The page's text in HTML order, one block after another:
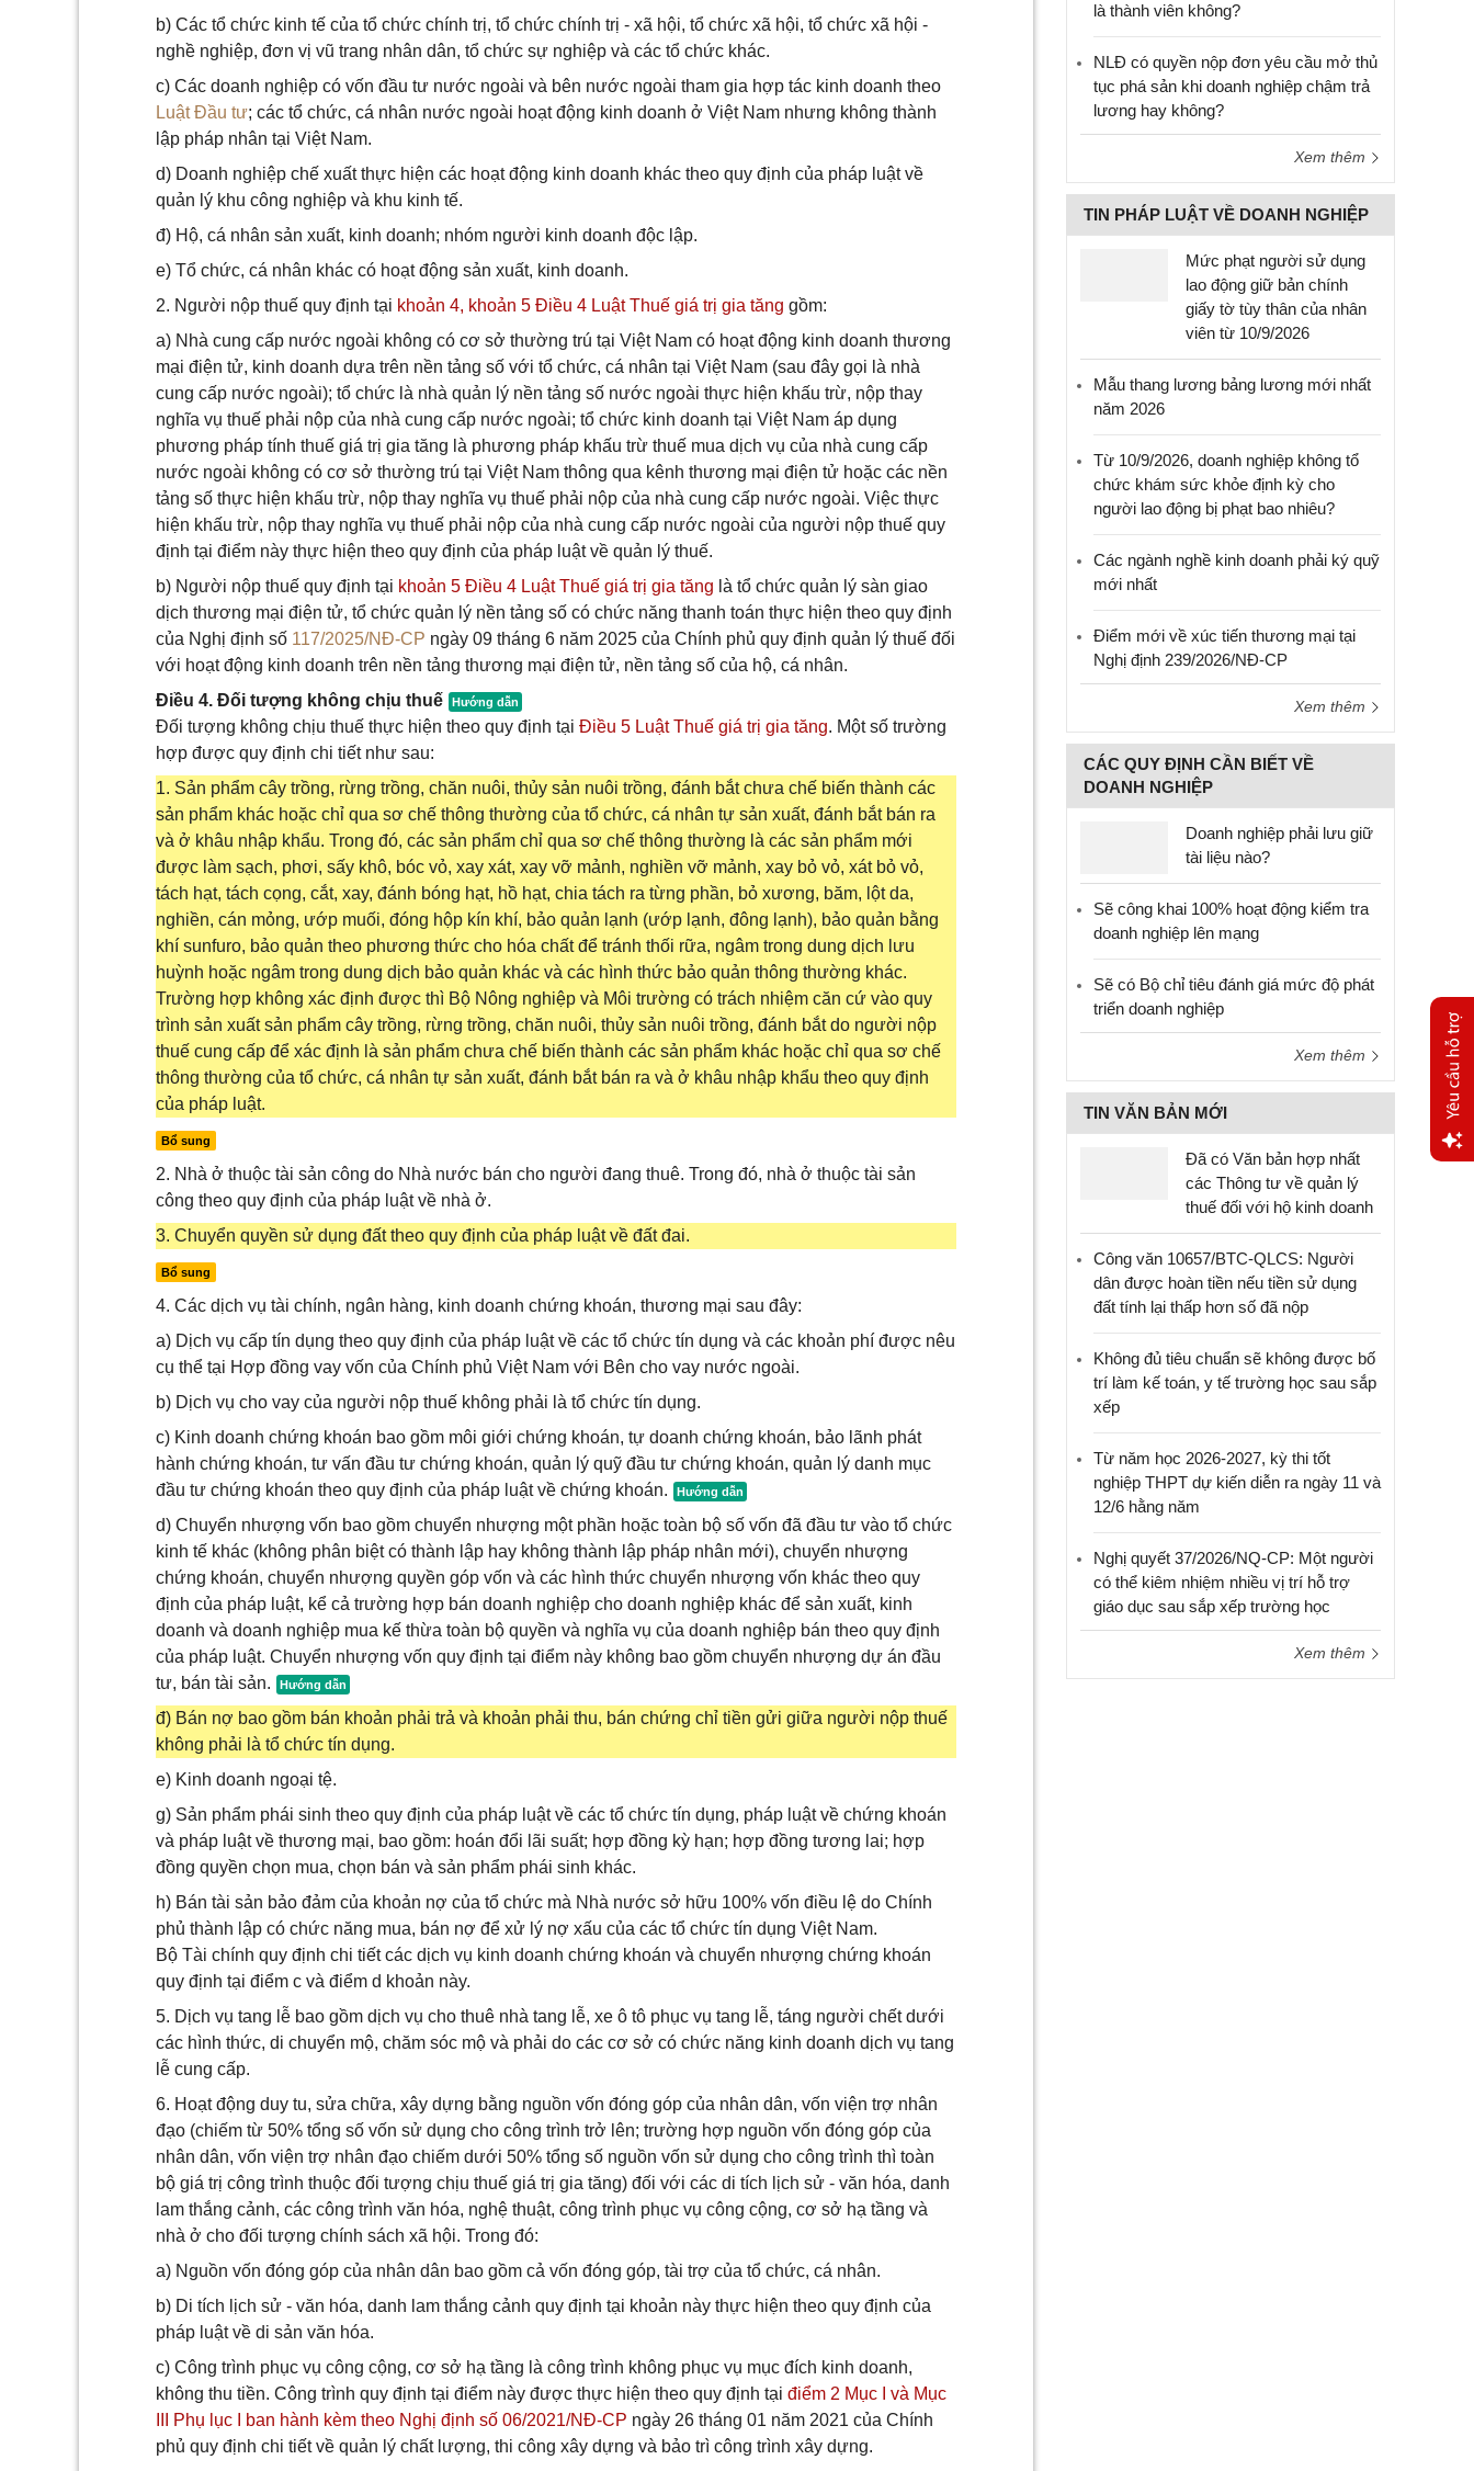
b) Các tổ chức kinh tế của tổ chức chính trị, tổ chức chính trị - xã hội, tổ chức xã hội, tổ chức xã hội -
nghề nghiệp, đơn vị vũ trang nhân dân, tổ chức sự nghiệp và các tổ chức khác.
c) Các doanh nghiệp có vốn đầu tư nước ngoài và bên nước ngoài tham gia hợp tác kinh doanh theo
Luật Đầu tư; các tổ chức, cá nhân nước ngoài hoạt động kinh doanh ở Việt Nam nhưng không thành
lập pháp nhân tại Việt Nam.
d) Doanh nghiệp chế xuất thực hiện các hoạt động kinh doanh khác theo quy định của pháp luật về
quản lý khu công nghiệp và khu kinh tế.
đ) Hộ, cá nhân sản xuất, kinh doanh; nhóm người kinh doanh độc lập.
e) Tổ chức, cá nhân khác có hoạt động sản xuất, kinh doanh.
2. Người nộp thuế quy định tại khoản 4, khoản 5 Điều 4 Luật Thuế giá trị gia tăng gồm:
a) Nhà cung cấp nước ngoài không có cơ sở thường trú tại Việt Nam có hoạt động kinh doanh thương
mại điện tử, kinh doanh dựa trên nền tảng số với tổ chức, cá nhân tại Việt Nam (sau đây gọi là nhà
cung cấp nước ngoài); tổ chức là nhà quản lý nền tảng số nước ngoài thực hiện khấu trừ, nộp thay
nghĩa vụ thuế phải nộp của nhà cung cấp nước ngoài; tổ chức kinh doanh tại Việt Nam áp dụng
phương pháp tính thuế giá trị gia tăng là phương pháp khấu trừ thuế mua dịch vụ của nhà cung cấp
nước ngoài không có cơ sở thường trú tại Việt Nam thông qua kênh thương mại điện tử hoặc các nền
tảng số thực hiện khấu trừ, nộp thay nghĩa vụ thuế phải nộp của nhà cung cấp nước ngoài. Việc thực
hiện khấu trừ, nộp thay nghĩa vụ thuế phải nộp của nhà cung cấp nước ngoài của người nộp thuế quy
định tại điểm này thực hiện theo quy định của pháp luật về quản lý thuế.
b) Người nộp thuế quy định tại khoản 5 Điều 4 Luật Thuế giá trị gia tăng là tổ chức quản lý sàn giao
dịch thương mại điện tử, tổ chức quản lý nền tảng số có chức năng thanh toán thực hiện theo quy định
của Nghị định số 117/2025/NĐ-CP ngày 09 tháng 6 năm 2025 của Chính phủ quy định quản lý thuế đối
với hoạt động kinh doanh trên nền tảng thương mại điện tử, nền tảng số của hộ, cá nhân.
Điều 4. Đối tượng không chịu thuế
Đối tượng không chịu thuế thực hiện theo quy định tại Điều 5 Luật Thuế giá trị gia tăng. Một số trường
hợp được quy định chi tiết như sau:
1. Sản phẩm cây trồng, rừng trồng, chăn nuôi, thủy sản nuôi trồng, đánh bắt chưa chế biến thành các
sản phẩm khác hoặc chỉ qua sơ chế thông thường của tổ chức, cá nhân tự sản xuất, đánh bắt bán ra
và ở khâu nhập khẩu. Trong đó, các sản phẩm chỉ qua sơ chế thông thường là các sản phẩm mới
được làm sạch, phơi, sấy khô, bóc vỏ, xay xát, xay vỡ mảnh, nghiền vỡ mảnh, xay bỏ vỏ, xát bỏ vỏ,
tách hạt, tách cọng, cắt, xay, đánh bóng hạt, hồ hạt, chia tách ra từng phần, bỏ xương, băm, lột da,
nghiền, cán mỏng, ướp muối, đóng hộp kín khí, bảo quản lạnh (ướp lạnh, đông lạnh), bảo quản bằng
khí sunfuro, bảo quản theo phương thức cho hóa chất để tránh thối rữa, ngâm trong dung dịch lưu
huỳnh hoặc ngâm trong dung dịch bảo quản khác và các hình thức bảo quản thông thường khác.
Trường hợp không xác định được thì Bộ Nông nghiệp và Môi trường có trách nhiệm căn cứ vào quy
trình sản xuất sản phẩm cây trồng, rừng trồng, chăn nuôi, thủy sản nuôi trồng, đánh bắt do người nộp
thuế cung cấp để xác định là sản phẩm chưa chế biến thành các sản phẩm khác hoặc chỉ qua sơ chế
thông thường của tổ chức, cá nhân tự sản xuất, đánh bắt bán ra và ở khâu nhập khẩu theo quy định
của pháp luật.
Bổ sung
2. Nhà ở thuộc tài sản công do Nhà nước bán cho người đang thuê. Trong đó, nhà ở thuộc tài sản
công theo quy định của pháp luật về nhà ở.
3. Chuyển quyền sử dụng đất theo quy định của pháp luật về đất đai.
Bổ sung
4. Các dịch vụ tài chính, ngân hàng, kinh doanh chứng khoán, thương mại sau đây:
a) Dịch vụ cấp tín dụng theo quy định của pháp luật về các tổ chức tín dụng và các khoản phí được nêu
cụ thể tại Hợp đồng vay vốn của Chính phủ Việt Nam với Bên cho vay nước ngoài.
b) Dịch vụ cho vay của người nộp thuế không phải là tổ chức tín dụng.
c) Kinh doanh chứng khoán bao gồm môi giới chứng khoán, tự doanh chứng khoán, bảo lãnh phát
hành chứng khoán, tư vấn đầu tư chứng khoán, quản lý quỹ đầu tư chứng khoán, quản lý danh mục
đầu tư chứng khoán theo quy định của pháp luật về chứng khoán.
d) Chuyển nhượng vốn bao gồm chuyển nhượng một phần hoặc toàn bộ số vốn đã đầu tư vào tổ chức
kinh tế khác (không phân biệt có thành lập hay không thành lập pháp nhân mới), chuyển nhượng
chứng khoán, chuyển nhượng quyền góp vốn và các hình thức chuyển nhượng vốn khác theo quy
định của pháp luật, kể cả trường hợp bán doanh nghiệp cho doanh nghiệp khác để sản xuất, kinh
doanh và doanh nghiệp mua kế thừa toàn bộ quyền và nghĩa vụ của doanh nghiệp bán theo quy định
của pháp luật. Chuyển nhượng vốn quy định tại điểm này không bao gồm chuyển nhượng dự án đầu
tư, bán tài sản.
đ) Bán nợ bao gồm bán khoản phải trả và khoản phải thu, bán chứng chỉ tiền gửi giữa người nộp thuế
không phải là tổ chức tín dụng.
e) Kinh doanh ngoại tệ.
g) Sản phẩm phái sinh theo quy định của pháp luật về các tổ chức tín dụng, pháp luật về chứng khoán
và pháp luật về thương mại, bao gồm: hoán đổi lãi suất; hợp đồng kỳ hạn; hợp đồng tương lai; hợp
đồng quyền chọn mua, chọn bán và sản phẩm phái sinh khác.
h) Bán tài sản bảo đảm của khoản nợ của tổ chức mà Nhà nước sở hữu 100% vốn điều lệ do Chính
phủ thành lập có chức năng mua, bán nợ để xử lý nợ xấu của các tổ chức tín dụng Việt Nam.
Bộ Tài chính quy định chi tiết các dịch vụ kinh doanh chứng khoán và chuyển nhượng chứng khoán
quy định tại điểm c và điểm d khoản này.
5. Dịch vụ tang lễ bao gồm dịch vụ cho thuê nhà tang lễ, xe ô tô phục vụ tang lễ, táng người chết dưới
các hình thức, di chuyển mộ, chăm sóc mộ và phải do các cơ sở có chức năng kinh doanh dịch vụ tang
lễ cung cấp.
6. Hoạt động duy tu, sửa chữa, xây dựng bằng nguồn vốn đóng góp của nhân dân, vốn viện trợ nhân
đạo (chiếm từ 50% tổng số vốn sử dụng cho công trình trở lên; trường hợp nguồn vốn đóng góp của
nhân dân, vốn viện trợ nhân đạo chiếm dưới 50% tổng số nguồn vốn sử dụng cho công trình thì toàn
bộ giá trị công trình thuộc đối tượng chịu thuế giá trị gia tăng) đối với các di tích lịch sử - văn hóa, danh
lam thắng cảnh, các công trình văn hóa, nghệ thuật, công trình phục vụ công cộng, cơ sở hạ tầng và
nhà ở cho đối tượng chính sách xã hội. Trong đó:
a) Nguồn vốn đóng góp của nhân dân bao gồm cả vốn đóng góp, tài trợ của tổ chức, cá nhân.
b) Di tích lịch sử - văn hóa, danh lam thắng cảnh quy định tại khoản này thực hiện theo quy định của
pháp luật về di sản văn hóa.
c) Công trình phục vụ công cộng, cơ sở hạ tầng là công trình không phục vụ mục đích kinh doanh,
không thu tiền. Công trình quy định tại điểm này được thực hiện theo quy định tại điểm 2 Mục I và Mục
III Phụ lục I ban hành kèm theo Nghị định số 06/2021/NĐ-CP ngày 26 tháng 01 năm 2021 của Chính
phủ quy định chi tiết về quản lý chất lượng, thi công xây dựng và bảo trì công trình xây dựng.
là thành viên không?
NLĐ có quyền nộp đơn yêu cầu mở thủ
tục phá sản khi doanh nghiệp chậm trả
lương hay không?
Xem thêm
TIN PHÁP LUẬT VỀ DOANH NGHIỆP
Mức phạt người sử dụng
lao động giữ bản chính
giấy tờ tùy thân của nhân
viên từ 10/9/2026
Mẫu thang lương bảng lương mới nhất
năm 2026
Từ 10/9/2026, doanh nghiệp không tổ
chức khám sức khỏe định kỳ cho
người lao động bị phạt bao nhiêu?
Các ngành nghề kinh doanh phải ký quỹ
mới nhất
Điểm mới về xúc tiến thương mại tại
Nghị định 239/2026/NĐ-CP
Xem thêm
CÁC QUY ĐỊNH CẦN BIẾT VỀ
DOANH NGHIỆP
Doanh nghiệp phải lưu giữ
tài liệu nào?
Sẽ công khai 100% hoạt động kiểm tra
doanh nghiệp lên mạng
Sẽ có Bộ chỉ tiêu đánh giá mức độ phát
triển doanh nghiệp
Xem thêm
TIN VĂN BẢN MỚI
Đã có Văn bản hợp nhất
các Thông tư về quản lý
thuế đối với hộ kinh doanh
Công văn 10657/BTC-QLCS: Người
dân được hoàn tiền nếu tiền sử dụng
đất tính lại thấp hơn số đã nộp
Không đủ tiêu chuẩn sẽ không được bố
trí làm kế toán, y tế trường học sau sắp
xếp
Từ năm học 2026-2027, kỳ thi tốt
nghiệp THPT dự kiến diễn ra ngày 11 và
12/6 hằng năm
Nghị quyết 37/2026/NQ-CP: Một người
có thể kiêm nhiệm nhiều vị trí hỗ trợ
giáo dục sau sắp xếp trường học
Xem thêm